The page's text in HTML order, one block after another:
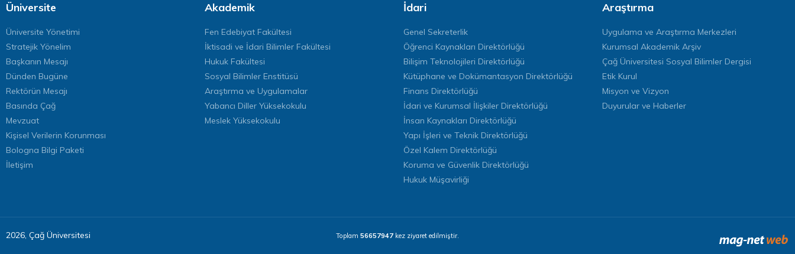
Üniversite
Üniversite Yönetimi
Stratejik Yönelim
Başkanın Mesajı
Dünden Bugüne
Rektörün Mesajı
Basında Çağ
Mevzuat
Kişisel Verilerin Korunması
Bologna Bilgi Paketi
İletişim
Akademik
Fen Edebiyat Fakültesi
İktisadi ve İdari Bilimler Fakültesi
Hukuk Fakültesi
Sosyal Bilimler Enstitüsü
Araştırma ve Uygulamalar
Yabancı Diller Yüksekokulu
Meslek Yüksekokulu
İdari
Genel Sekreterlik
Öğrenci Kaynakları Direktörlüğü
Bilişim Teknolojileri Direktörlüğü
Kütüphane ve Dokümantasyon Direktörlüğü
Finans Direktörlüğü
İdari ve Kurumsal İlişkiler Direktörlüğü
İnsan Kaynakları Direktörlüğü
Yapı İşleri ve Teknik Direktörlüğü
Özel Kalem Direktörlüğü
Koruma ve Güvenlik Direktörlüğü
Hukuk Müşavirliği
Araştırma
Uygulama ve Araştırma Merkezleri
Kurumsal Akademik Arşiv
Çağ Üniversitesi Sosyal Bilimler Dergisi
Etik Kurul
Misyon ve Vizyon
Duyurular ve Haberler
2026, Çağ Üniversitesi Toplam 56657947 kez ziyaret edilmiştir.